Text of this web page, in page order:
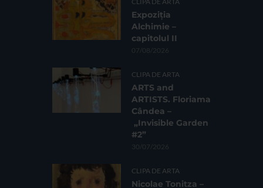
Expoziția
Alchimie –
capitolul II
07/08/2026
CLIPA DE ARTA
ARTS and
ARTISTS. Floriama
Cândea –
„Invisible Garden
#2”
30/07/2026
CLIPA DE ARTA
Nicolae Tonitza –